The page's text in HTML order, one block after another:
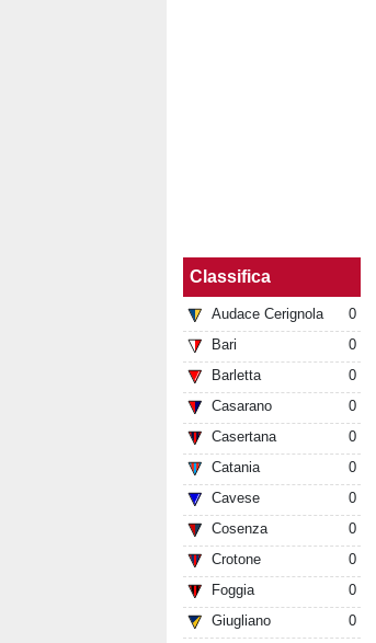
Classifica
Audace Cerignola
0
Bari
0
Barletta
0
Casarano
0
Casertana
0
Catania
0
Cavese
0
Cosenza
0
Crotone
0
Foggia
0
Giugliano
0